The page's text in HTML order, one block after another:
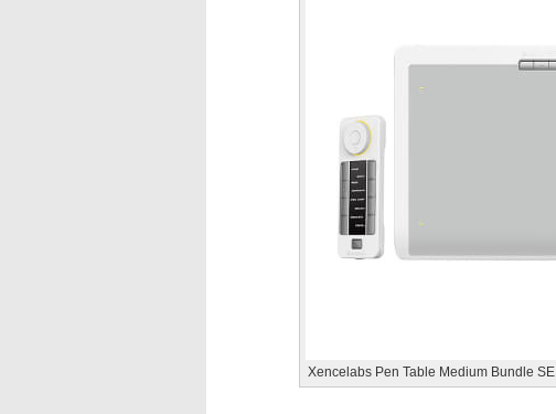
Xencelabs Pen Table Medium Bundle SE